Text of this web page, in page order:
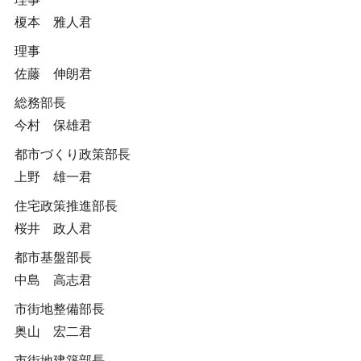
榎本 雅人君
理事
佐藤 伸朗君
総務部長
今村 保雄君
都市づくり政策部長
上野 雄一君
住宅政策推進部長
桜井 政人君
都市基盤部長
中島 高志君
市街地整備部長
奥山 宏二君